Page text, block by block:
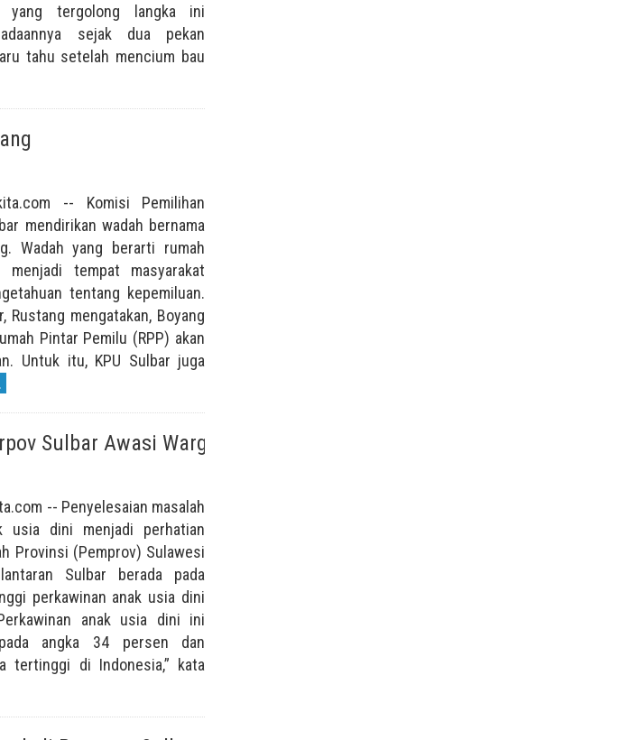
yang tergolong langka ini
sejak dua pekan
tahu setelah mencium bau
-- Komisi Pemilihan
mendirikan wadah bernama
Wadah yang berarti rumah
tempat masyarakat
tentang kepemiluan.
Rustang mengatakan, Boyang
Pintar Pemilu (RPP) akan
Untuk itu, KPU Sulbar juga
Sulbar Awasi Warganya
-- Penyelesaian masalah
usia dini menjadi perhatian
Provinsi (Pemprov) Sulawesi
Sulbar berada pada
perkawinan anak usia dini
anak usia dini ini
angka 34 persen dan
tertinggi di Indonesia,” kata